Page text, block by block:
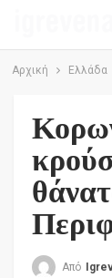
Αρχική Ελλάδα
Από